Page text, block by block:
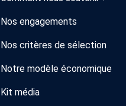
Nos engagements
Nos critères de sélection
Notre modèle économique
Kit média